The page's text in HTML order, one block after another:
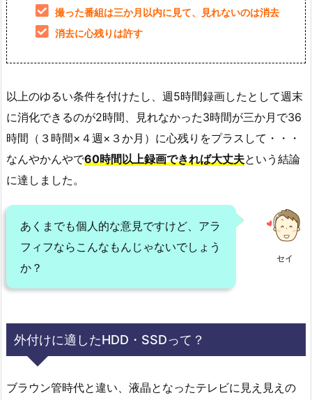
撮った番組は三か月以内に見て、見れないのは消去
消去に心残りは許す
以上のゆるい条件を付けたし、週5時間録画したとして週末
に消化できるのが2時間、見れなかった3時間が三か月で36
時間（３時間×４週×３か月）に心残りをプラスして・・・
なんやかんやで60時間以上録画できれば大丈夫という結論
に達しました。
セイ
あくまでも個人的な意見ですけど、アラ
フィフならこんなもんじゃないでしょう
か？
外付けに適したHDD・SSDって？
ブラウン管時代と違い、液晶となったテレビに見え見えの